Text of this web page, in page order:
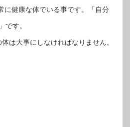
に健康な体でいる事です。「自分
です。
は大事にしなければなりません。